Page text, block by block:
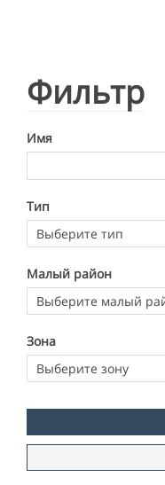
Фильтр
Имя
Тип
Малый район
Зона